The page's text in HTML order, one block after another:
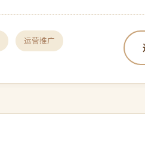
运营推广